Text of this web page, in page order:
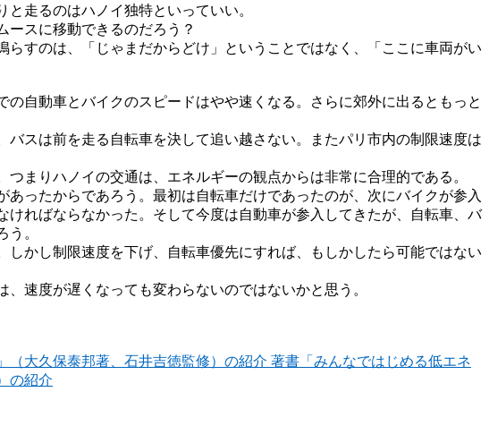
走るのはハノイ独特といっていい。
ースに移動できるのだろう？
すのは、「じゃまだからどけ」ということではなく、「ここに車両がい
自動車とバイクのスピードはやや速くなる。さらに郊外に出るともっと
スは前を走る自転車を決して追い越さない。またパリ市内の制限速度は
まりハノイの交通は、エネルギーの観点からは非常に合理的である。
ったからであろう。最初は自転車だけであったのが、次にバイクが参入
ればならなかった。そして今度は自動車が参入してきたが、自転車、バ
。
かし制限速度を下げ、自転車優先にすれば、もしかしたら可能ではない
速度が遅くなっても変わらないのではないかと思う。
著書「みんなではじめる低エネ
の紹介